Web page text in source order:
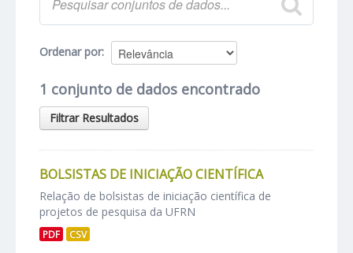
Ordenar por
1 conjunto de dados encontrado
Filtrar Resultados
BOLSISTAS DE INICIAÇÃO CIENTÍFICA
Relação de bolsistas de iniciação científica de
projetos de pesquisa da UFRN
PDF CSV